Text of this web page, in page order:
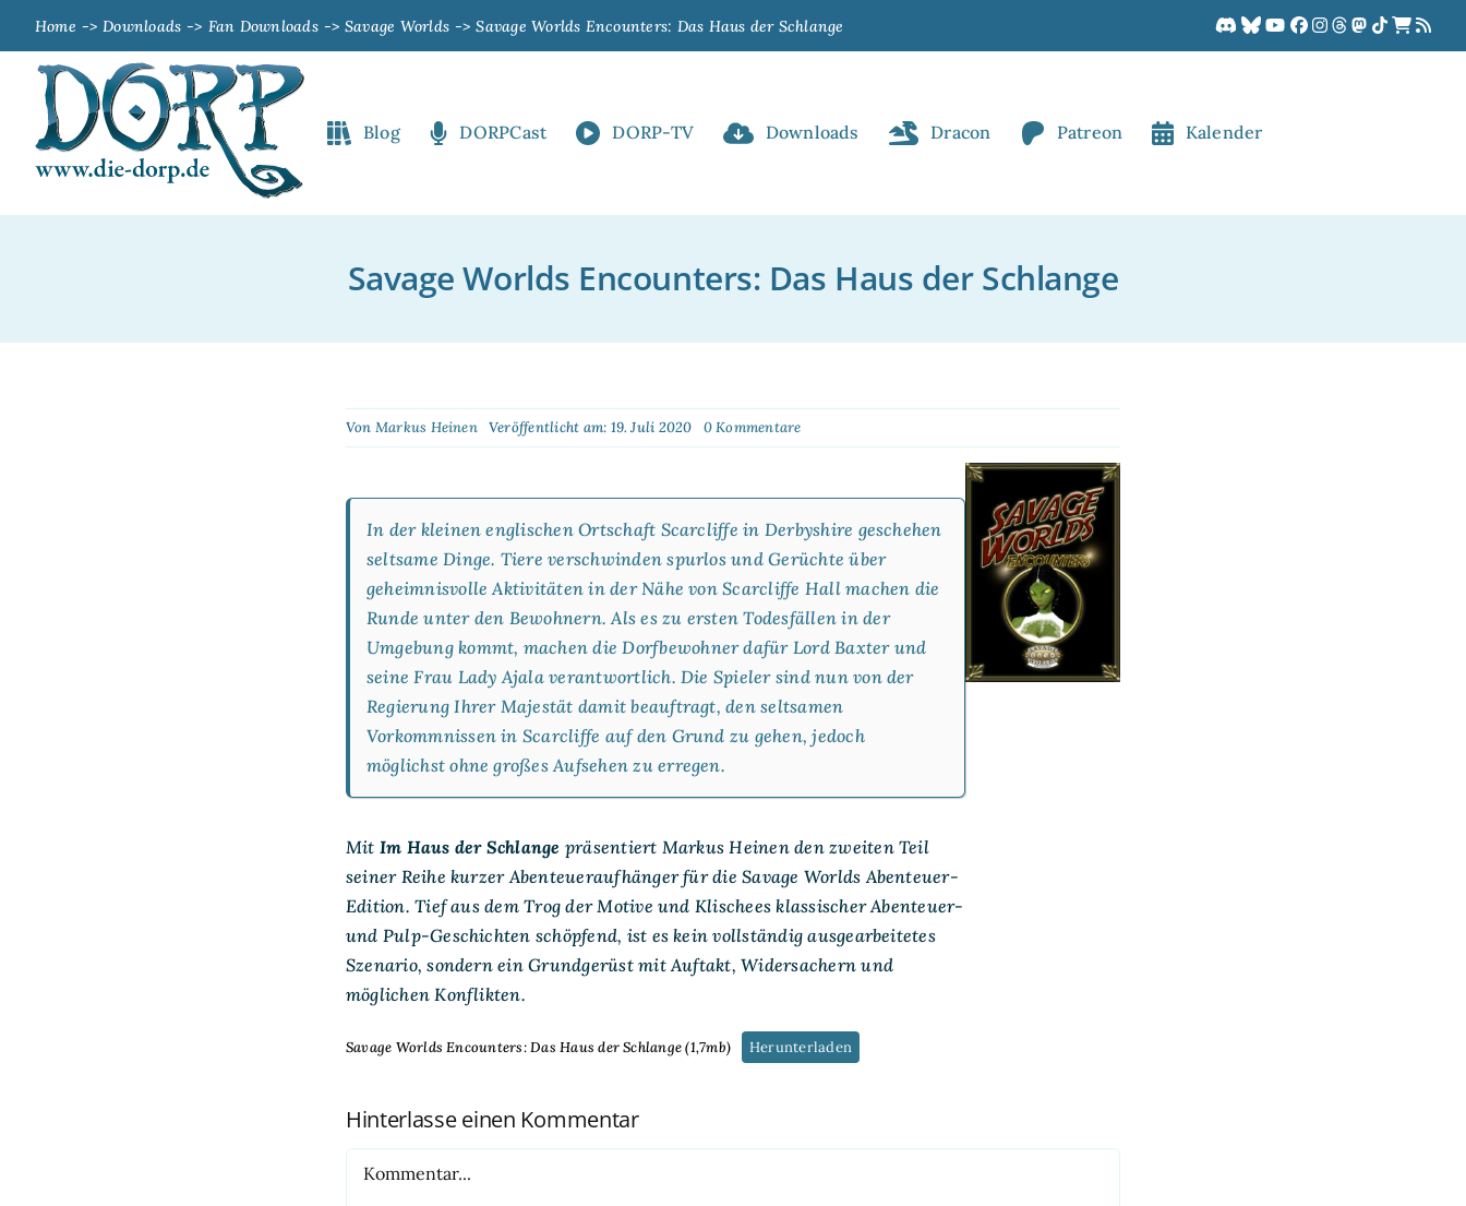
springen
Home Downloads Fan Downloads Savage Worlds Savage Worlds Encounters: Das Haus der Schlange
Blog DORPCast DORP-TV Downloads Dracon Patreon Kalender
Savage Worlds Encounters: Das Haus der Schlange
Von Markus Heinen Veröffentlicht am: 19. Juli 2020 0 Kommentareon
Savage
Das
Haus
der
Schlange
In der kleinen englischen Ortschaft Scarcliffe in Derbyshire geschehen
seltsame Dinge. Tiere verschwinden spurlos und Gerüchte über
geheimnisvolle Aktivitäten in der Nähe von Scarcliffe Hall machen die
Runde unter den Bewohnern. Als es zu ersten Todesfällen in der
Umgebung kommt, machen die Dorfbewohner dafür Lord Baxter und
seine Frau Lady Ajala verantwortlich. Die Spieler sind nun von der
Regierung Ihrer Majestät damit beauftragt, den seltsamen
Vorkommnissen in Scarcliffe auf den Grund zu gehen, jedoch
möglichst ohne großes Aufsehen zu erregen.
Mit Im Haus der Schlange präsentiert Markus Heinen den zweiten Teil
seiner Reihe kurzer Abenteueraufhänger für dieSavage Worlds Abenteuer-
Edition. Tief aus dem Trog der Motive und Klischees klassischer Abenteuer-
und Pulp-Geschichten schöpfend, ist es kein vollständig ausgearbeitetes
Szenario, sondern ein Grundgerüst mit Auftakt, Widersachern und
möglichen Konflikten.
Savage Worlds Encounters: Das Haus der Schlange (1,7mb) Herunterladen
Hinterlasse einen Kommentar
Kommentar